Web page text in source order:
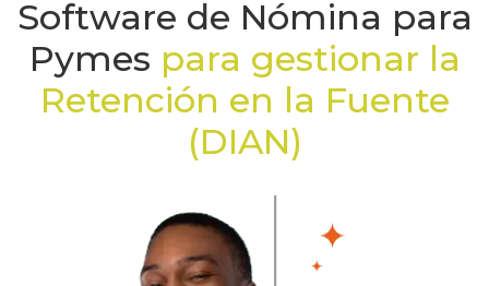
Software de Nómina para
Pymes para gestionar la
Retención en la Fuente
(DIAN)